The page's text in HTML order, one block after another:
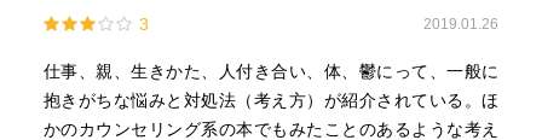
3 2019.01.26
仕事、親、生きかた、人付き合い、体、鬱にって、一般に
抱きがちな悩みと対処法（考え方）が紹介されている。ほ
かのカウンセリング系の本でもみたことのあるような考え